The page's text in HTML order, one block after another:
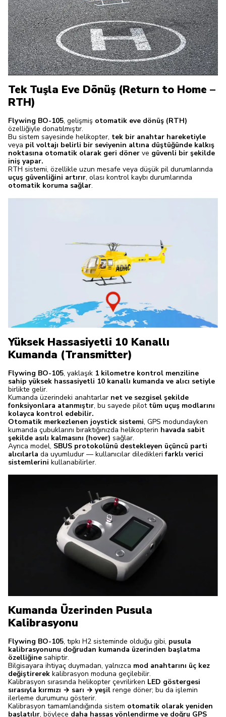
Tek Tuşla Eve Dönüş (Return to Home –
RTH)
Flywing BO-105, gelişmiş otomatik eve dönüş (RTH)
özelliğiyle donatılmıştır.
Bu sistem sayesinde helikopter, tek bir anahtar hareketiyle
veya pil voltajı belirli bir seviyenin altına düştüğünde kalkış
noktasına otomatik olarak geri döner ve güvenli bir şekilde
iniş yapar.
RTH sistemi, özellikle uzun mesafe veya düşük pil durumlarında
uçuş güvenliğini artırır, olası kontrol kaybı durumlarında
otomatik koruma sağlar.
Yüksek Hassasiyetli 10 Kanallı
Kumanda (Transmitter)
Flywing BO-105, yaklaşık 1 kilometre kontrol menziline
sahip yüksek hassasiyetli 10 kanallı kumanda ve alıcı setiyle
birlikte gelir.
Kumanda üzerindeki anahtarlar net ve sezgisel şekilde
fonksiyonlara atanmıştır, bu sayede pilot tüm uçuş modlarını
kolayca kontrol edebilir.
Otomatik merkezlenen joystick sistemi, GPS modundayken
kumanda çubuklarını bıraktığınızda helikopterin havada sabit
şekilde asılı kalmasını (hover) sağlar.
Ayrıca model, SBUS protokolünü destekleyen üçüncü parti
alıcılarla da uyumludur — kullanıcılar dilediklerifarklı verici
sistemlerini kullanabilirler.
Kumanda Üzerinden Pusula
Kalibrasyonu
Flywing BO-105, tıpkı H2 sisteminde olduğu gibi, pusula
kalibrasyonunu doğrudan kumanda üzerinden başlatma
özelliğine sahiptir.
Bilgisayara ihtiyaç duymadan, yalnızca mod anahtarını üç kez
değiştirerek kalibrasyon moduna geçilebilir.
Kalibrasyon sırasında helikopter çevrilirken LED göstergesi
sırasıyla kırmızı → sarı → yeşil renge döner; bu da işlemin
ilerleme durumunu gösterir.
Kalibrasyon tamamlandığında sistem otomatik olarak yeniden
başlatılır, böylece daha hassas yönlendirme ve doğru GPS